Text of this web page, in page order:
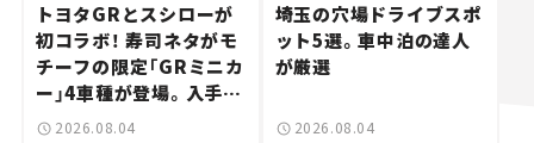
トヨタGRとスシローが
初コラボ！ 寿司ネタがモ
チーフの限定「GRミニカ
ー」4車種が登場。入手方
法は？【クルマとホビー】
2026.08.04
埼玉の穴場ドライブスポ
ット5選。車中泊の達人
が厳選
2026.08.04